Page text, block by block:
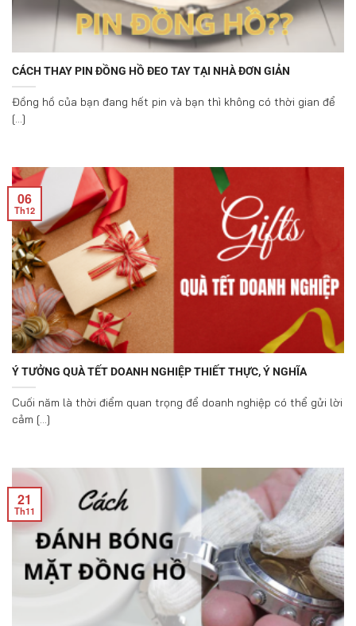
CÁCH THAY PIN ĐỒNG HỒ ĐEO TAY TẠI NHÀ ĐƠN GIẢN
Đồng hồ của bạn đang hết pin và bạn thì không có thời gian để
[...]
Ý TƯỞNG QUÀ TẾT DOANH NGHIỆP THIẾT THỰC, Ý NGHĨA
Cuối năm là thời điểm quan trọng để doanh nghiệp có thể gửi lời
cảm [...]
06
Th12
21
Th11